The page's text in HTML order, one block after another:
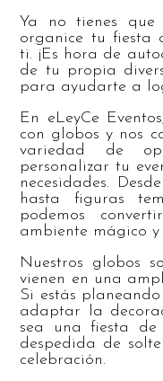
Ya no tienes
organice tu fiesta
ti. ¡Es hora de
de tu propia
para ayudarte a
En eLeyCe
con globos y nos
variedad de
personalizar tu
necesidades.
hasta figuras
podemos
ambiente mágico y
Nuestros globos
vienen en una
Si estás
adaptar la
sea una fiesta de
despedida de
celebración.